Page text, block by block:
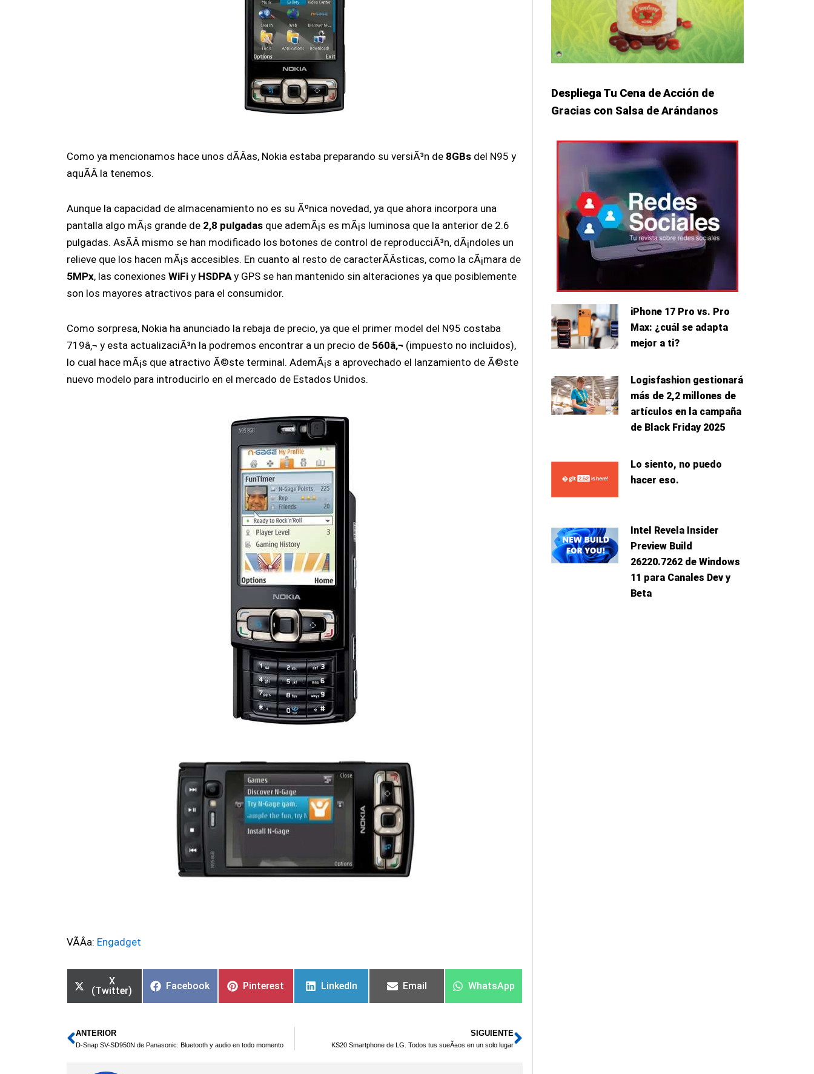
Como ya mencionamos hace unos dÃ­Â­as, Nokia estaba preparando su versiÃ³n de 8GBsdel N95 y
aquÃ­Â­ la tenemos.
Aunque la capacidad de almacenamiento no es su Ãºnica novedad, ya que ahora incorpora una
pantalla algo mÃ¡s grande de 2,8 pulgadasque ademÃ¡s es mÃ¡s luminosa que la anterior de 2.6
pulgadas. AsÃ­Â­ mismo se han modificado los botones de control de reproducciÃ³n, dÃ¡ndoles un
relieve que los hacen mÃ¡s accesibles. En cuanto al resto de caracterÃ­Â­sticas, como la cÃ¡mara de
5MPx, las conexiones WiFiy HSDPAy GPS se han mantenido sin alteraciones ya que posiblemente
son los mayores atractivos para el consumidor.
Como sorpresa, Nokia ha anunciado la rebaja de precio, ya que el primer model del N95 costaba
719â‚¬ y esta actualizaciÃ³n la podremos encontrar a un precio de 560â‚¬ (impuesto no incluidos),
lo cual hace mÃ¡s que atractivo Ã©ste terminal. AdemÃ¡s a aprovechado el lanzamiento de Ã©ste
nuevo modelo para introducirlo en el mercado de Estados Unidos.
VÃ­Â­a: Engadget
X
(Twitter)
Facebook Pinterest LinkedIn Email WhatsApp
Ant
ANTERIOR
D-Snap SV-SD950N de Panasonic: Bluetooth y audio en todo momento
SIGUIENTE
KS20 Smartphone de LG. Todos tus sueÃ±os en un solo lugarSiguiente
Despliega Tu Cena de Acción de
Gracias con Salsa de Arándanos
iPhone 17 Pro vs. Pro
Max: ¿cuál se adapta
mejor a ti?
Logisfashion gestionará
más de 2,2 millones de
artículos en la campaña
de Black Friday 2025
Lo siento, no puedo
hacer eso.
Intel Revela Insider
Preview Build
26220.7262 de Windows
11 para Canales Dev y
Beta